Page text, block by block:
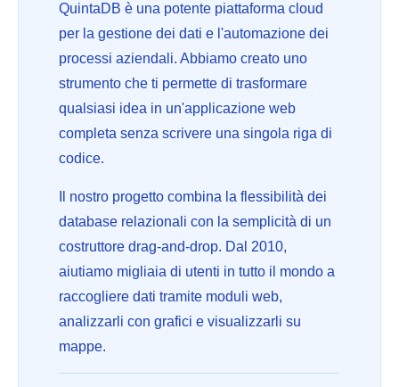
QuintaDB è una potente piattaforma cloud
per la gestione dei dati e l'automazione dei
processi aziendali. Abbiamo creato uno
strumento che ti permette di trasformare
qualsiasi idea in un'applicazione web
completa senza scrivere una singola riga di
codice.
Il nostro progetto combina la flessibilità dei
database relazionali con la semplicità di un
costruttore drag-and-drop. Dal 2010,
aiutiamo migliaia di utenti in tutto il mondo a
raccogliere dati tramite moduli web,
analizzarli con grafici e visualizzarli su
mappe.